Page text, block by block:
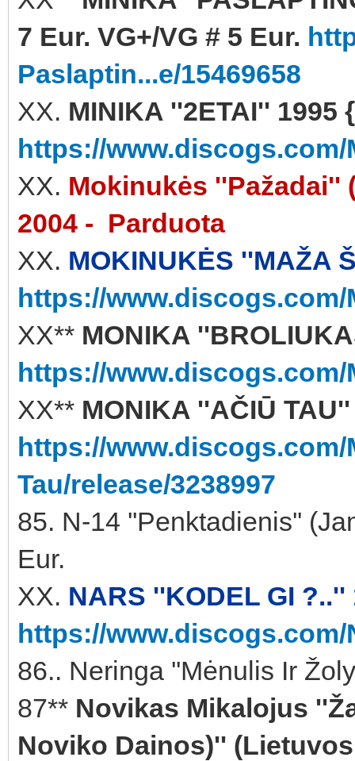
7 Eur. VG+/VG # 5 Eur.
Paslaptin...e/15469658
XX. MINIKA ''2ETAI'' 1995
https://www.discogs.com/
XX. Mokinukės ''Pažadai''
2004 - Parduota
XX. MOKINUKĖS ''MAŽA
https://www.discogs.com/
XX** MONIKA
https://
XX** MONIKA ''AČIŪ
https://
Tau/release/3238997
85. N-14 ''Penktadienis''
Eur.
XX. NARS ''KODEL GI ?..''
https://www.discogs.com/
86.. Neringa ''Mėnulis Ir
87** Novikas Mikalojus
Noviko Dainos)''